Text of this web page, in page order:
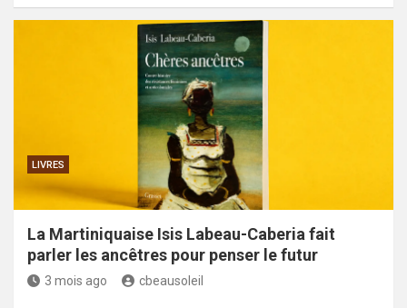
LIVRES
La Martiniquaise Isis Labeau-Caberia fait
parler les ancêtres pour penser le futur
3 mois ago cbeausoleil